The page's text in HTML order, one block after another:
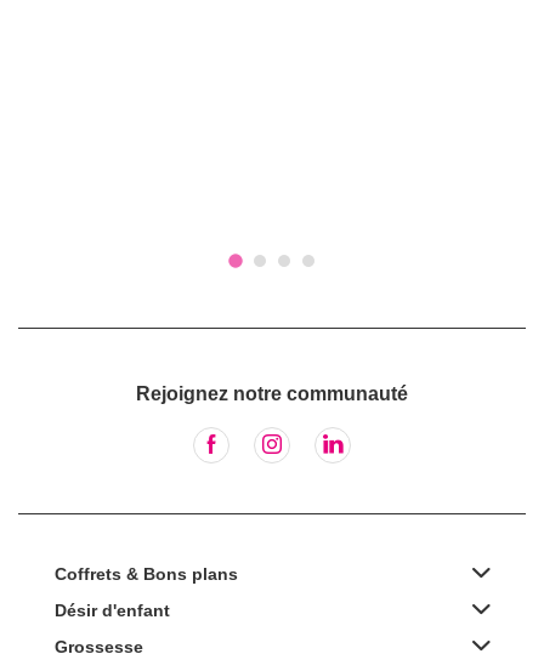
Rejoignez notre communauté
Coffrets & Bons plans
Désir d'enfant
Grossesse